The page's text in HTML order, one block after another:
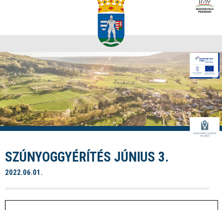
SZÚNYOGGYÉRÍTÉS JÚNIUS 3.
2022.06.01.